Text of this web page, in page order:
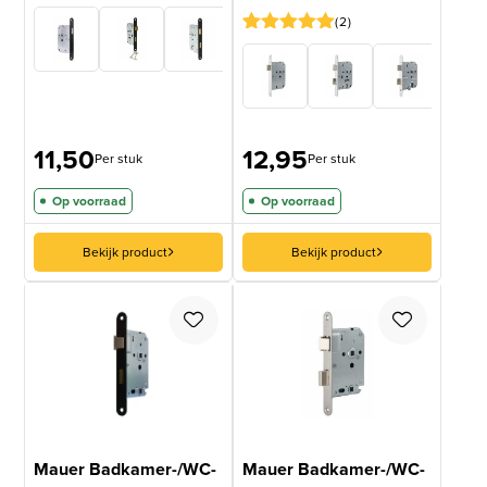
11,50Per stuk
Op voorraad
Bekijk product
Gewaardeerd
op 5
gebaseerd
2
2
12,95Per stuk
Op voorraad
Bekijk product
Mauer Badkamer-/WC-
Mauer Badkamer-/WC-